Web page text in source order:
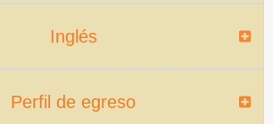
Inglés
Perfil de egreso